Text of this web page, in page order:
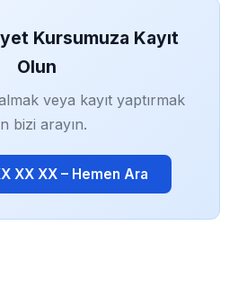
Kursumuza Kayıt
Olun
veya kayıt yaptırmak
bizi arayın.
XX XX – Hemen Ara